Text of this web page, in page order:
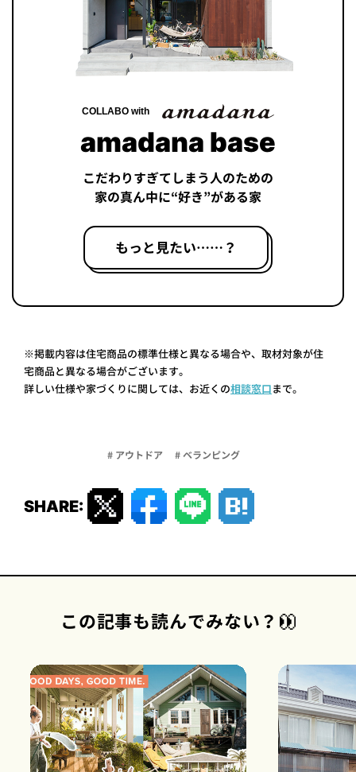
COLLABO with
amadana base
こだわりすぎてしまう人のための
家の真ん中に“好き”がある家
もっと見たい……？
※掲載内容は住宅商品の標準仕様と異なる場合や、取材対象が住
宅商品と異なる場合がございます。
詳しい仕様や家づくりに関しては、お近くの相談窓口まで。
# アウトドア # ベランピング
SHARE:
この記事も読んでみない？